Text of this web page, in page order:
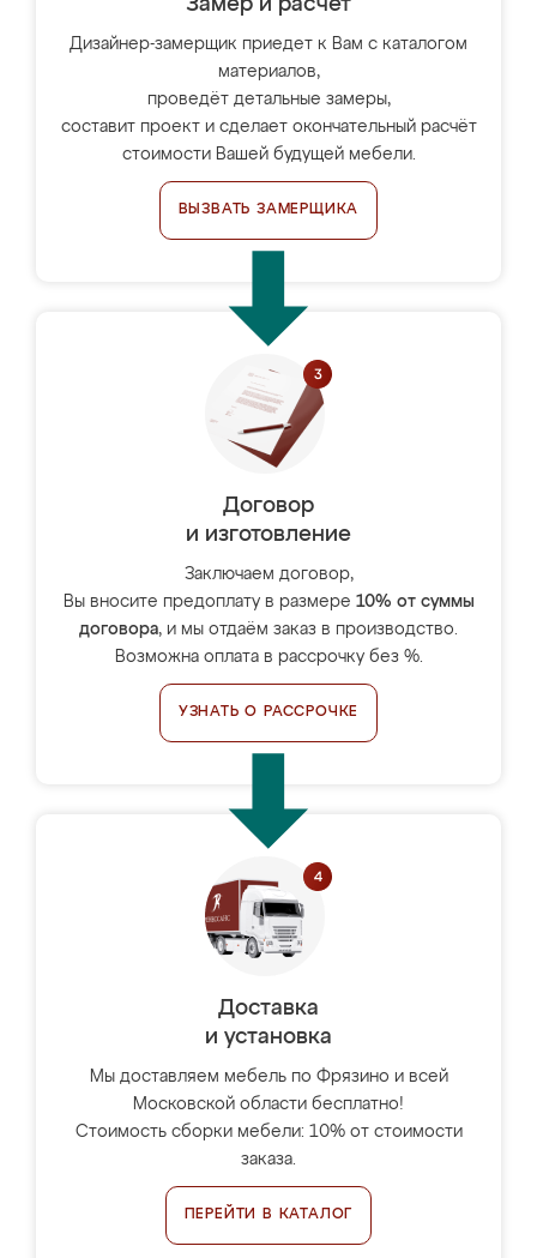
Замер и расчет
Дизайнер-замерщик приедет к Вам с каталогом
материалов,
проведёт детальные замеры,
составит проект и сделает окончательный расчёт
стоимости Вашей будущей мебели.
ВЫЗВАТЬ ЗАМЕРЩИКА
Договор
и изготовление
Заключаем договор,
Вы вносите предоплату в размере 10% от суммы
договора, и мы отдаём заказ в производство.
Возможна оплата в рассрочку без %.
УЗНАТЬ О РАССРОЧКЕ
Доставка
и установка
Мы доставляем мебель по Фрязино и всей
Московской области бесплатно!
Стоимость сборки мебели: 10% от стоимости
заказа.
ПЕРЕЙТИ В КАТАЛОГ